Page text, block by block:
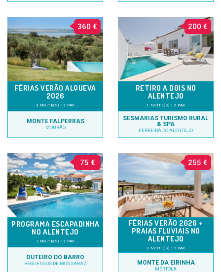
360 €
FÉRIAS VERÃO ALQUEVA
2026
3 NOITE(S) • 2 PAX
MONTE FALPERRAS
MOURÃO
200 €
RETIRO A DOIS NO
ALENTEJO
1 NOITE(S) • 2 PAX
SESMARIAS TURISMO RURAL
& SPA
FERREIRA DO ALENTEJO
75 €
PROGRAMA ESCAPADINHA
NO ALENTEJO
1 NOITE(S) • 2 PAX
OUTEIRO DO BARRO
REGUENGOS DE MONSARAZ
255 €
FÉRIAS VERÃO 2026 +
PRAIAS FLUVIAIS NO
ALENTEJO
3 NOITE(S) • 2 PAX
MONTE DA EIRINHA
MÉRTOLA